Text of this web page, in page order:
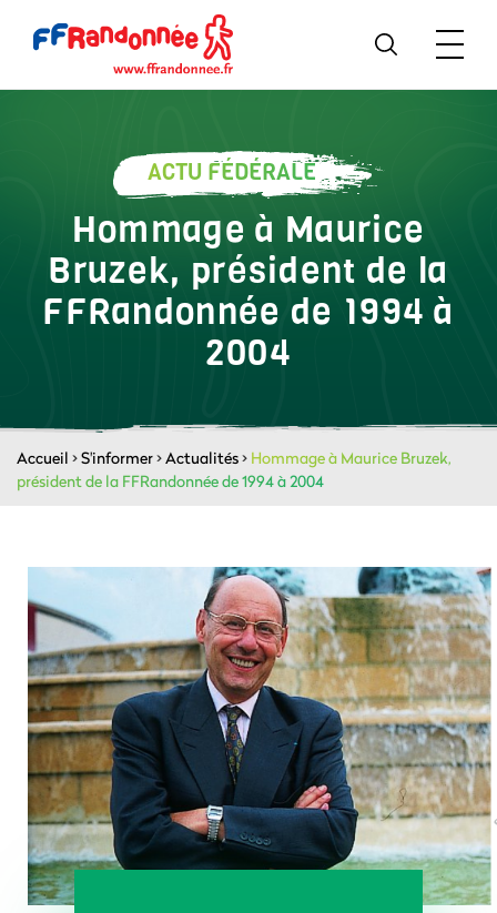
ACTU FÉDÉRALE
Hommage à Maurice
Bruzek, président de la
FFRandonnée de 1994 à
2004
Accueil >S'informer>Actualités> Hommage à Maurice Bruzek,
président de la FFRandonnée de 1994 à 2004